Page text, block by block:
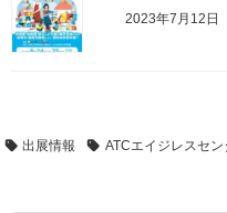
2023年7月12日
出展情報 ATCエイジレスセン